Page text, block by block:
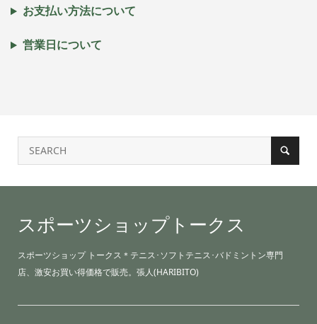
お支払い方法について
営業日について
スポーツショップトークス
スポーツショップ トークス＊テニス･ソフトテニス･バドミントン専門
店、激安お買い得価格で販売。張人(HARIBITO)